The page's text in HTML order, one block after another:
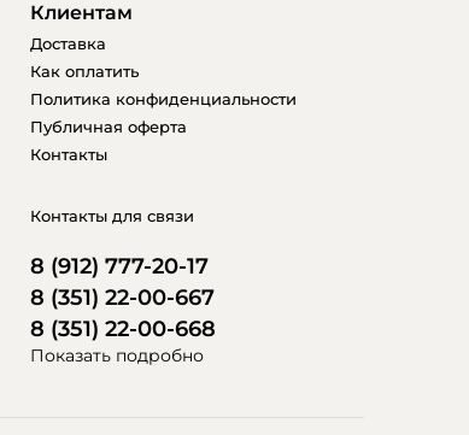
Клиентам
Доставка
Как оплатить
Политика конфиденциальности
Публичная оферта
Контакты
Контакты для связи
8 (912) 777-20-17
8 (351) 22-00-667
8 (351) 22-00-668
Показать подробно